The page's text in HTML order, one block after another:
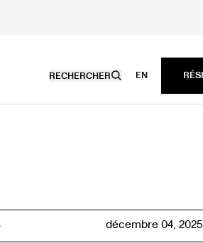
RECHERCHER EN
décembre 04, 2025